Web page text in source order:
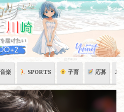
音楽 SPORTS 子育 応募 🏛